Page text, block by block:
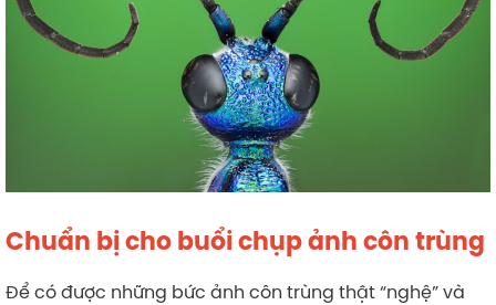
Chuẩn bị cho buổi chụp ảnh côn trùng
Để có được những bức ảnh côn trùng thật “nghệ” và